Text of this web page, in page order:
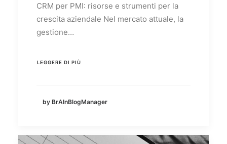
CRM per PMI: risorse e strumenti per la
crescita aziendale Nel mercato attuale, la
gestione…
LEGGERE DI PIÙ
by BrAInBlogManager